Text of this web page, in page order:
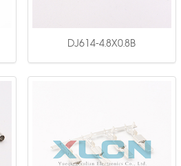
DJ614-4.8X0.8B